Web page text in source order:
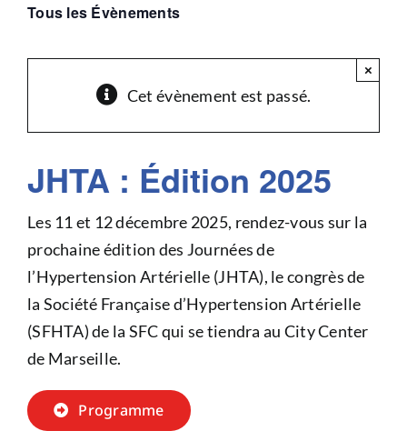
Tous les Évènements
Cet évènement est passé.
×
JHTA : Édition 2025
Les 11 et 12 décembre 2025, rendez-vous sur la
prochaine édition des Journées de
l’Hypertension Artérielle (JHTA), le congrès de
la Société Française d’Hypertension Artérielle
(SFHTA) de la SFC qui se tiendra au City Center
de Marseille.
Programme